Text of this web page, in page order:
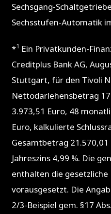
Sechsgang-
Sechsstufen-Automatik
*1 Ein Privatkunden-
Creditplus Bank AG,
Stuttgart, für den Tivoli
Nettodarlehensbetrag
3.973,51 Euro, 48
Euro, kalkulierte
Gesamtbetrag
Jahreszins 4,99 %. Die
enthalten die
vorausgesetzt. Die
2/3-Beispiel gem. §17